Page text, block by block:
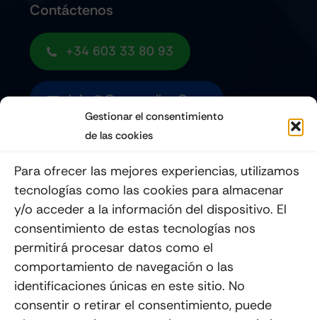
Gestionar el consentimiento
de las cookies
Para ofrecer las mejores experiencias, utilizamos
tecnologías como las cookies para almacenar
y/o acceder a la información del dispositivo. El
consentimiento de estas tecnologías nos
permitirá procesar datos como el
comportamiento de navegación o las
identificaciones únicas en este sitio. No
consentir o retirar el consentimiento, puede
Contáctenos
+34 603 33 80 93
Info@quemoviles.com
Enviar